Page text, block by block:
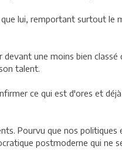
lui, remportant surtout le
une moins bien classé
talent.
ce qui est d'ores et
Pourvu que nos politiques
postmoderne qui ne